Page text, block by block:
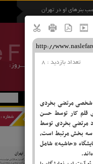
بنرهای او در تهران
سنتی در دوران معاصر است
و توانمندسازی جوانان
امـــروز:
شماره : 6574| 7
8
تعداد بازدید : 8
شخصی مرتضی بخردی
قلم کار توسط حسن
مرتضی بخردی توسط
سه بخش مرتبط است،
«حاشیه» شامل